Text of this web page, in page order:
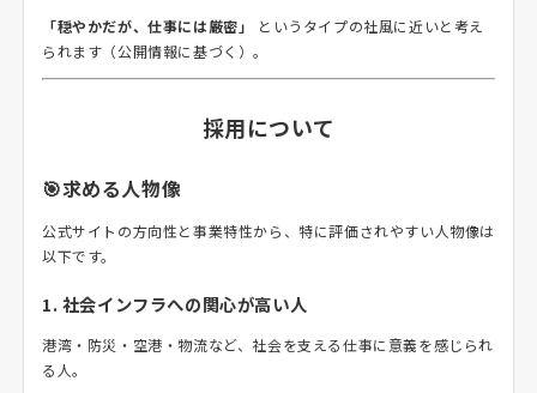
「穏やかだが、仕事には厳密」
というタイプの社風に近いと考え
られます（公開情報に基づく）。
採用について
🎯求める人物像
公式サイトの方向性と事業特性から、特に評価されやすい人物像は
以下です。
1. 社会インフラへの関心が高い人
港湾・防災・空港・物流など、社会を支える仕事に意義を感じられ
る人。